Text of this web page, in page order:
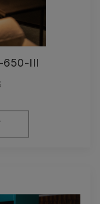
650-III